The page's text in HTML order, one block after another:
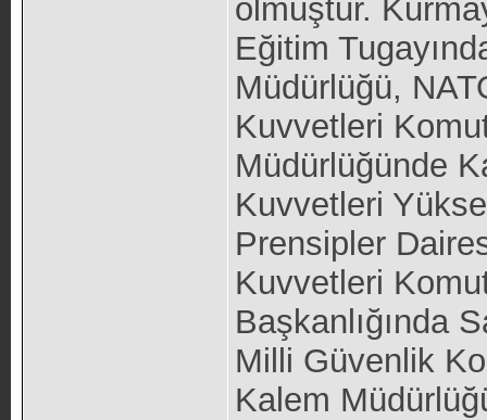
olmuştur.
Eğitim
Müdürlüğü,
Kuvvetleri
Müdürlüğünde
Kuvvetleri
Prensipler
Kuvvetleri
Başkanlığında
Milli Güvenlik
Kalem